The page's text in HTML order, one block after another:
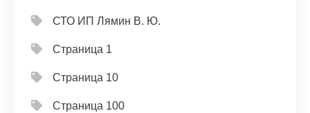
СТО ИП Лямин В. Ю.
Страница 1
Страница 10
Страница 100